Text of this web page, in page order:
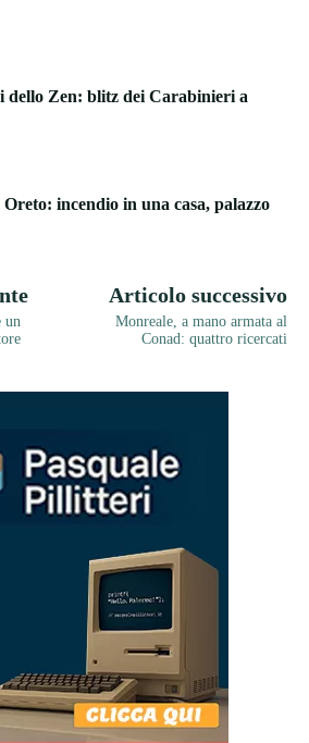
dello Zen: blitz dei Carabinieri a
incendio in una casa, palazzo
un
Articolo successivo
Monreale, a mano armata al
Conad: quattro ricercati